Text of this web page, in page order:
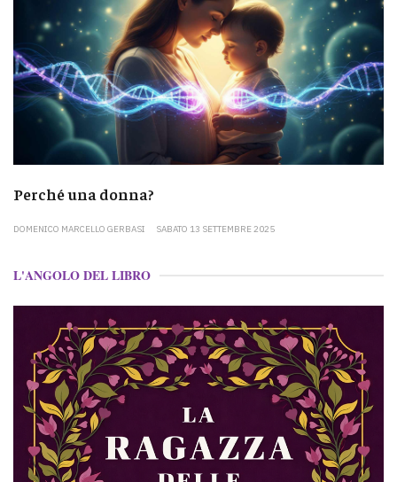
Perché una donna?
DOMENICO MARCELLO GERBASI SABATO 13 SETTEMBRE 2025
L'ANGOLO DEL LIBRO